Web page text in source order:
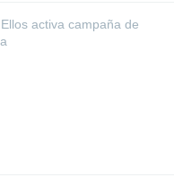
activa campaña de